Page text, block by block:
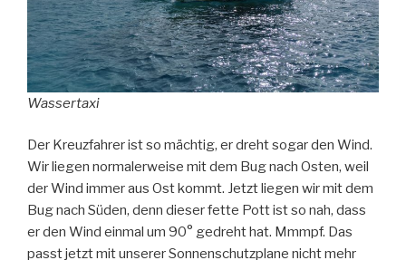
Wassertaxi
Der Kreuzfahrer ist so mächtig, er dreht sogar den Wind.
Wir liegen normalerweise mit dem Bug nach Osten, weil
der Wind immer aus Ost kommt. Jetzt liegen wir mit dem
Bug nach Süden, denn dieser fette Pott ist so nah, dass
er den Wind einmal um 90° gedreht hat. Mmmpf. Das
passt jetzt mit unserer Sonnenschutzplane nicht mehr